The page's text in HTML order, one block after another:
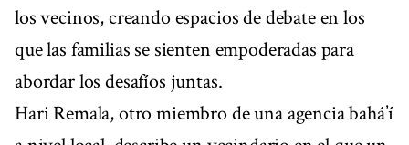
los vecinos, creando espacios de debate en los
que las familias se sienten empoderadas para
abordar los desafíos juntas.
Hari Remala, otro miembro de una agencia bahá’í